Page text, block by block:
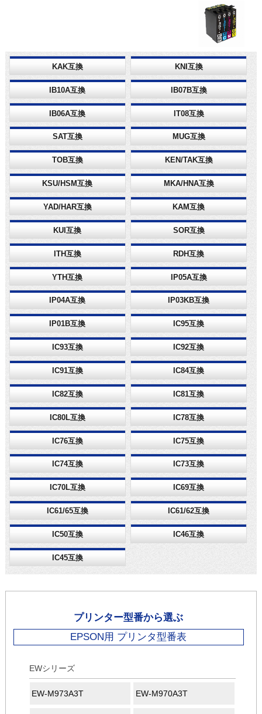
KAK互換 KNI互換
IB10A互換 IB07B互換
IB06A互換 IT08互換
SAT互換 MUG互換
TOB互換 KEN/TAK互換
KSU/HSM互換 MKA/HNA互換
YAD/HAR互換 KAM互換
KUI互換 SOR互換
ITH互換 RDH互換
YTH互換 IP05A互換
IP04A互換 IP03KB互換
IP01B互換 IC95互換
IC93互換 IC92互換
IC91互換 IC84互換
IC82互換 IC81互換
IC80L互換 IC78互換
IC76互換 IC75互換
IC74互換 IC73互換
IC70L互換 IC69互換
IC61/65互換 IC61/62互換
IC50互換 IC46互換
IC45互換
プリンター型番から選ぶ
EPSON用 プリンタ型番表
EWシリーズ
EW-M973A3T EW-M970A3T